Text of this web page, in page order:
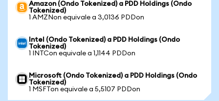
Amazon (Ondo Tokenized) a PDD Holdings (Ondo
Tokenized)
1 AMZNon equivale a 3,0136 PDDon
Intel (Ondo Tokenized) a PDD Holdings (Ondo
Tokenized)
1 INTCon equivale a 1,1144 PDDon
Microsoft (Ondo Tokenized) a PDD Holdings (Ondo
Tokenized)
1 MSFTon equivale a 5,5107 PDDon